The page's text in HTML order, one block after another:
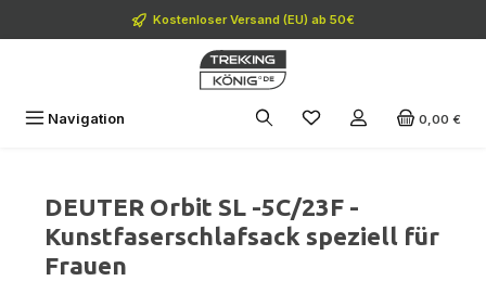
Zum Hauptinhalt springenKostenloser Versand (EU) ab 50€
Navigation 0,00 €
DEUTER Orbit SL -5C/23F -
Kunstfaserschlafsack speziell für
Frauen